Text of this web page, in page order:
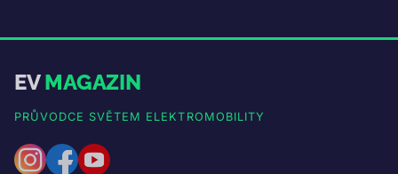
EVMAGAZIN
PRŮVODCE SVĚTEM ELEKTROMOBILITY